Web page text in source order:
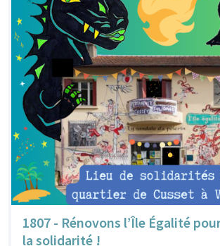
1807 - Rénovons l’Île Égalité
la solidarité !